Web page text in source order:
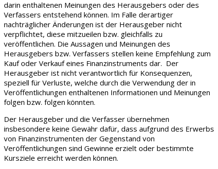
darin enthaltenen Meinungen des Herausgebers oder des
Verfassers entstehend können. Im Falle derartiger
nachträglicher Änderungen ist der Herausgeber nicht
verpflichtet, diese mitzueilen bzw. gleichfalls zu
veröffentlichen. Die Aussagen und Meinungen des
Herausgebers bzw. Verfassers stellen keine Empfehlung zum
Kauf oder Verkauf eines Finanzinstruments dar. Der
Herausgeber ist nicht verantwortlich für Konsequenzen,
speziell für Verluste, welche durch die Verwendung der in
Veröffentlichungen enthaltenen Informationen und Meinungen
folgen bzw. folgen könnten.
Der Herausgeber und die Verfasser übernehmen
insbesondere keine Gewähr dafür, dass aufgrund des Erwerbs
von Finanzinstrumenten der Gegenstand von
Veröffentlichungen sind Gewinne erzielt oder bestimmte
Kursziele erreicht werden können.